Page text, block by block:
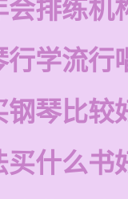
会排练机
行学流行
钢琴比较
买什么书